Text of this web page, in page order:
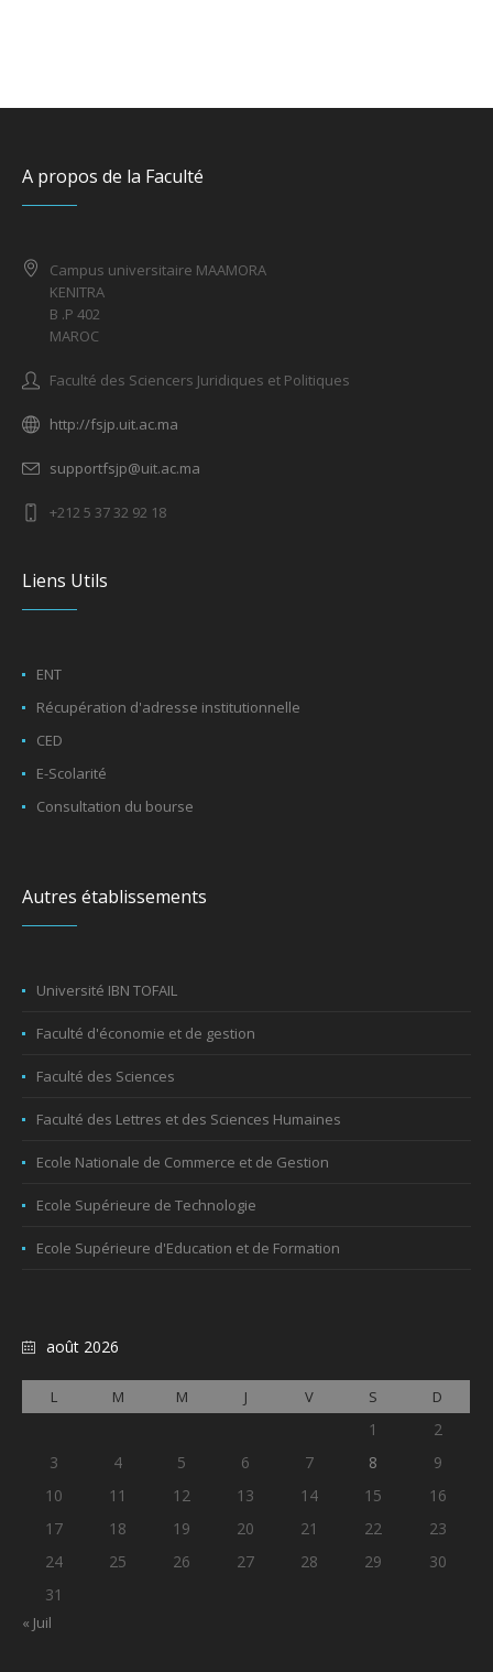
A propos de la Faculté
Campus universitaire MAAMORA
KENITRA
B .P 402
MAROC
Faculté des Sciencers Juridiques et Politiques
http://fsjp.uit.ac.ma
supportfsjp@uit.ac.ma
+212 5 37 32 92 18
Liens Utils
ENT
Récupération d'adresse institutionnelle
CED
E-Scolarité
Consultation du bourse
Autres établissements
Université IBN TOFAIL
Faculté d'économie et de gestion
Faculté des Sciences
Faculté des Lettres et des Sciences Humaines
Ecole Nationale de Commerce et de Gestion
Ecole Supérieure de Technologie
Ecole Supérieure d'Education et de Formation
août 2026
L M M J V S D
1
2
3
4 5 6 7 8
9
10
11 12 13 14 15
16
17
18 19 20 21 22
23
24
25 26 27 28 29
30
31
« Juil